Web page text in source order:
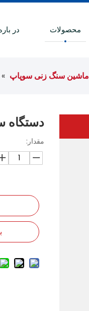
در محصولات
ماشین سنگ زنی سوپاپ »
دستگاه
مقدار: